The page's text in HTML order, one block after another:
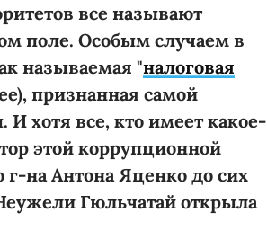
все называют
поле. Особым случаем в
называемая "налоговая
признанная самой
хотя все, кто имеет какое-
этой коррупционной
на Антона Яценко до сих
Гюльчатай открыла